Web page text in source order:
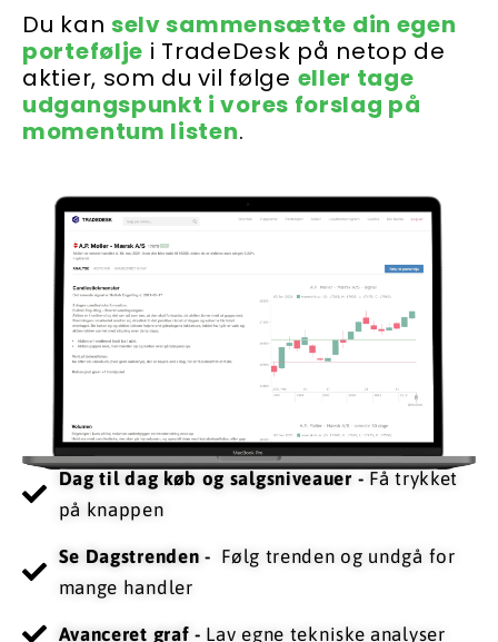
Du kan selv sammensætte din egen
portefølje i TradeDesk på netop de
aktier, som du vil følge eller tage
udgangspunkt i vores forslag på
momentum listen.
Dag til dag køb og salgsniveauer - Få trykket
på knappen
Se Dagstrenden - ​ Følg trenden og undgå for
mange handler
​Avanceret graf - Lav egne tekniske analyser​